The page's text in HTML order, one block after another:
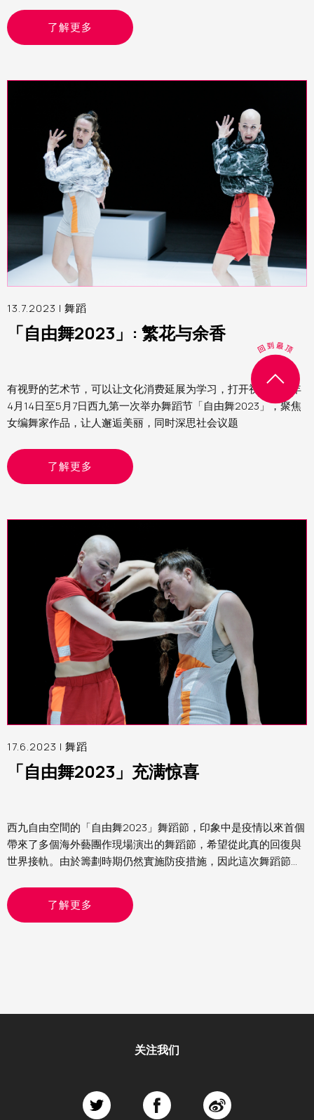
经历过Rave party（锐舞派对）的模样
了解更多
13.7.2023 | 舞蹈
「自由舞2023」: 繁花与余香
有视野的艺术节，可以让文化消费延展为学习，打开视界。今年
4月14日至5月7日西九第一次举办舞蹈节「自由舞2023」，聚焦
女编舞家作品，让人邂逅美丽，同时深思社会议题
了解更多
17.6.2023 | 舞蹈
「自由舞2023」充满惊喜
西九自由空間的「自由舞2023」舞蹈節，印象中是疫情以來首個
帶來了多個海外藝團作現場演出的舞蹈節，希望從此真的回復與
世界接軌。由於籌劃時期仍然實施防疫措施，因此這次舞蹈節的
《女俠傳奇》、比利時的《沒有最壞》及以色列的《異想客
廳》，各有特色，頗有驚喜
了解更多
关注我们